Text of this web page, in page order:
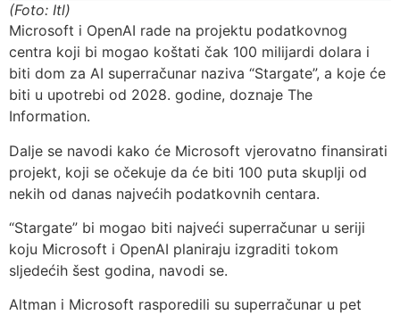
(Foto: Itl)
Microsoft i OpenAI rade na projektu podatkovnog
centra koji bi mogao koštati čak 100 milijardi dolara i
biti dom za AI superračunar naziva “Stargate”, a koje će
biti u upotrebi od 2028. godine, doznaje The
Information.
Dalje se navodi kako će Microsoft vjerovatno finansirati
projekt, koji se očekuje da će biti 100 puta skuplji od
nekih od danas najvećih podatkovnih centara.
“Stargate” bi mogao biti najveći superračunar u seriji
koju Microsoft i OpenAI planiraju izgraditi tokom
sljedećih šest godina, navodi se.
Altman i Microsoft rasporedili su superračunar u pet